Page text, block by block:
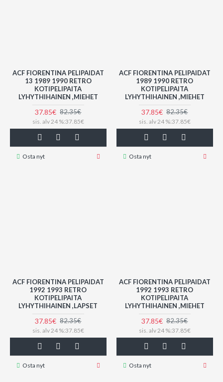
ACF FIORENTINA PELIPAIDAT
13 1989 1990 RETRO
KOTIPELIPAITA
LYHYTHIHAINEN ,MIEHET
37.85€ 82.35€
sis. alv 24 %:37.85€
Osta nyt
ACF FIORENTINA PELIPAIDAT
1989 1990 RETRO
KOTIPELIPAITA
LYHYTHIHAINEN ,MIEHET
37.85€ 82.35€
sis. alv 24 %:37.85€
Osta nyt
ACF FIORENTINA PELIPAIDAT
1992 1993 RETRO
KOTIPELIPAITA
LYHYTHIHAINEN ,LAPSET
37.85€ 82.35€
sis. alv 24 %:37.85€
Osta nyt
ACF FIORENTINA PELIPAIDAT
1992 1993 RETRO
KOTIPELIPAITA
LYHYTHIHAINEN ,MIEHET
37.85€ 82.35€
sis. alv 24 %:37.85€
Osta nyt